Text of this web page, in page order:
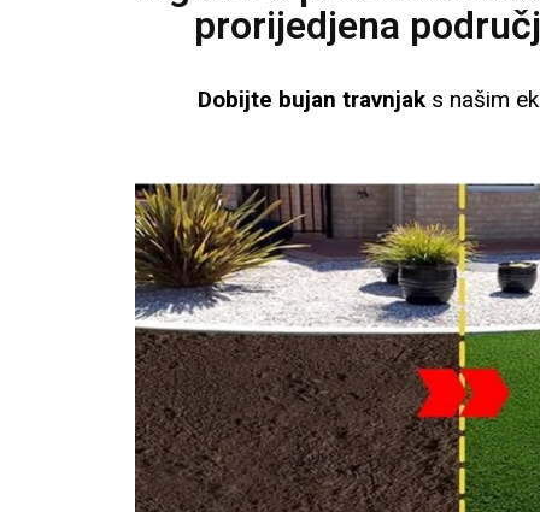
prorijedjena
Dobijte bujan travnjak s našim